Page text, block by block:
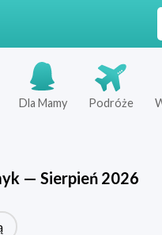
Dla Mamy Podróże
— Sierpień 2026